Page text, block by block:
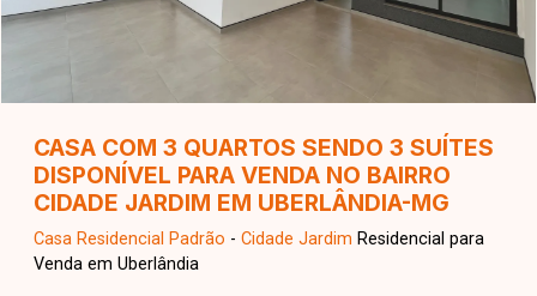
CASA COM 3 QUARTOS SENDO 3 SUÍTES
DISPONÍVEL PARA VENDA NO BAIRRO
CIDADE JARDIM EM UBERLÂNDIA-MG
Casa Residencial Padrão - Cidade Jardim Residencial para
Venda em Uberlândia